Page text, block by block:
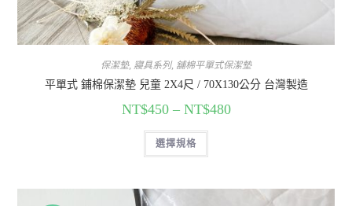
保潔墊, 寢具系列, 舖棉平單式保潔墊
平單式 鋪棉保潔墊 兒童 2X4尺 / 70X130公分 台灣製造
NT$450– NT$480
選擇規格